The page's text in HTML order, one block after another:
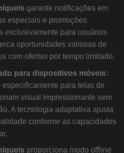
garante notificações em
especiais e promoções
exclusivamente para usuários
oportunidades valiosas de
com ofertas por tempo limitado.
para dispositivos móveis:
para telas de
visual impressionante sem
A tecnologia adaptativa ajusta
conforme as capacidades
proporciona modo offline